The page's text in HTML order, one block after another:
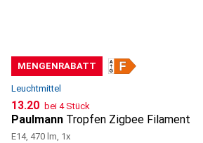
MENGENRABATT
Leuchtmittel
CHF
13.20 bei 4 Stück
Paulmann Tropfen Zigbee Filament
E14, 470 lm, 1x